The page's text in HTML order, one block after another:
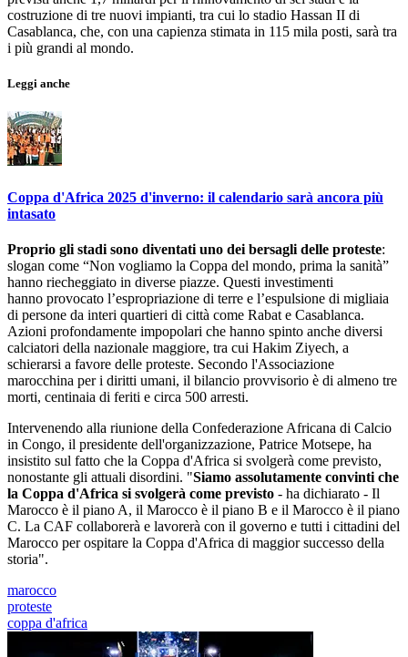
costruzione di tre nuovi impianti, tra cui lo stadio Hassan II di
Casablanca, che, con una capienza stimata in 115 mila posti, sarà tra
i più grandi al mondo.
Leggi anche
Coppa d'Africa 2025 d'inverno: il calendario sarà ancora più
intasato
Proprio gli stadi sono diventati uno dei bersagli delle proteste:
slogan come “Non vogliamo la Coppa del mondo, prima la sanità”
hanno riecheggiato in diverse piazze. Questi investimenti
hanno provocato l’espropriazione di terre e l’espulsione di migliaia
di persone da interi quartieri di città come Rabat e Casablanca.
Azioni profondamente impopolari che hanno spinto anche diversi
calciatori della nazionale maggiore, tra cui Hakim Ziyech, a
schierarsi a favore delle proteste. Secondo l'Associazione
marocchina per i diritti umani, il bilancio provvisorio è di almeno tre
morti, centinaia di feriti e circa 500 arresti.
Intervenendo alla riunione della Confederazione Africana di Calcio
in Congo, il presidente dell'organizzazione, Patrice Motsepe, ha
insistito sul fatto che la Coppa d'Africa si svolgerà come previsto,
nonostante gli attuali disordini. "Siamo assolutamente convinti che
la Coppa d'Africa si svolgerà come previsto - ha dichiarato - Il
Marocco è il piano A, il Marocco è il piano B e il Marocco è il piano
C. La CAF collaborerà e lavorerà con il governo e tutti i cittadini del
Marocco per ospitare la Coppa d'Africa di maggior successo della
storia".
marocco
proteste
coppa d'africa